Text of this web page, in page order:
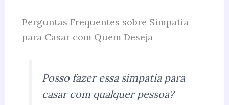
Perguntas Frequentes sobre Simpatia
para Casar com Quem Deseja
Posso fazer essa simpatia para
casar com qualquer pessoa?